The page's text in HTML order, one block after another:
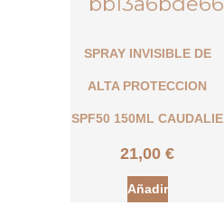
SPRAY INVISIBLE DE
ALTA PROTECCION
SPF50 150ML CAUDALIE
21,00€
Añadir